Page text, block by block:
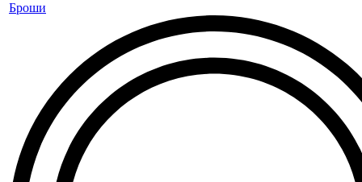
Броши